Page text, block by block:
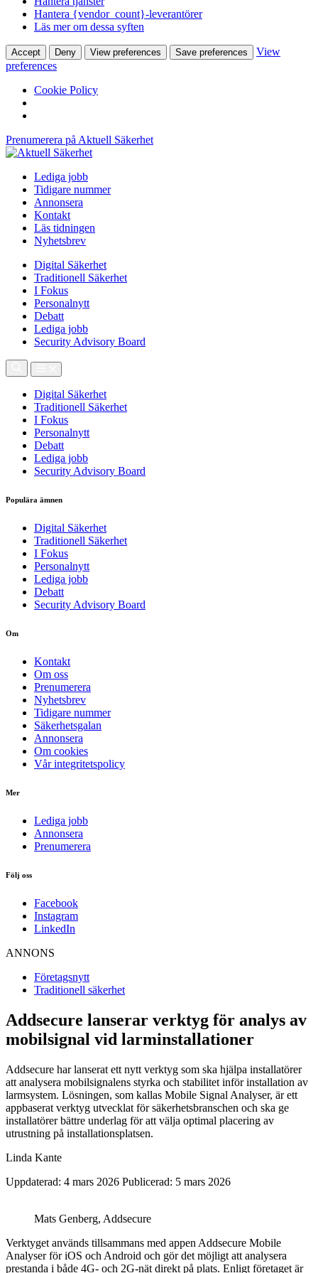
Hantera {vendor_count}-leverantörer
Läs mer om dessa syften
Accept Deny View preferences Save preferences
View
preferences
Cookie Policy
Prenumerera på Aktuell Säkerhet
Lediga jobb
Tidigare nummer
Annonsera
Kontakt
Läs tidningen
Nyhetsbrev
Digital Säkerhet
Traditionell Säkerhet
I Fokus
Personalnytt
Debatt
Lediga jobb
Security Advisory Board
Digital Säkerhet
Traditionell Säkerhet
I Fokus
Personalnytt
Debatt
Lediga jobb
Security Advisory Board
Populära ämnen
Digital Säkerhet
Traditionell Säkerhet
I Fokus
Personalnytt
Lediga jobb
Debatt
Security Advisory Board
Om
Kontakt
Om oss
Prenumerera
Nyhetsbrev
Tidigare nummer
Säkerhetsgalan
Annonsera
Om cookies
Vår integritetspolicy
Mer
Lediga jobb
Annonsera
Prenumerera
Följ oss
Facebook
Instagram
LinkedIn
ANNONS
Företagsnytt
Traditionell säkerhet
Addsecure lanserar verktyg för analys av
mobilsignal vid larminstallationer
Addsecure har lanserat ett nytt verktyg som ska hjälpa installatörer
att analysera mobilsignalens styrka och stabilitet inför installation av
larmsystem. Lösningen, som kallas Mobile Signal Analyser, är ett
appbaserat verktyg utvecklat för säkerhetsbranschen och ska ge
installatörer bättre underlag för att välja optimal placering av
utrustning på installationsplatsen.
Linda Kante
Uppdaterad: 4 mars 2026 Publicerad: 5 mars 2026
Mats Genberg, Addsecure
Verktyget används tillsammans med appen Addsecure Mobile
Analyser för iOS och Android och gör det möjligt att analysera
prestanda i både 4G- och 2G-nät direkt på plats. Enligt företaget är